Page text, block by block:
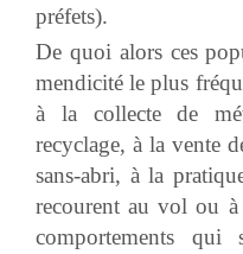
préfets).
De quoi alors ces
mendicité le plus
à la collecte de
recyclage, à la vente
sans-abri, à la
recourent au vol ou
comportements qui